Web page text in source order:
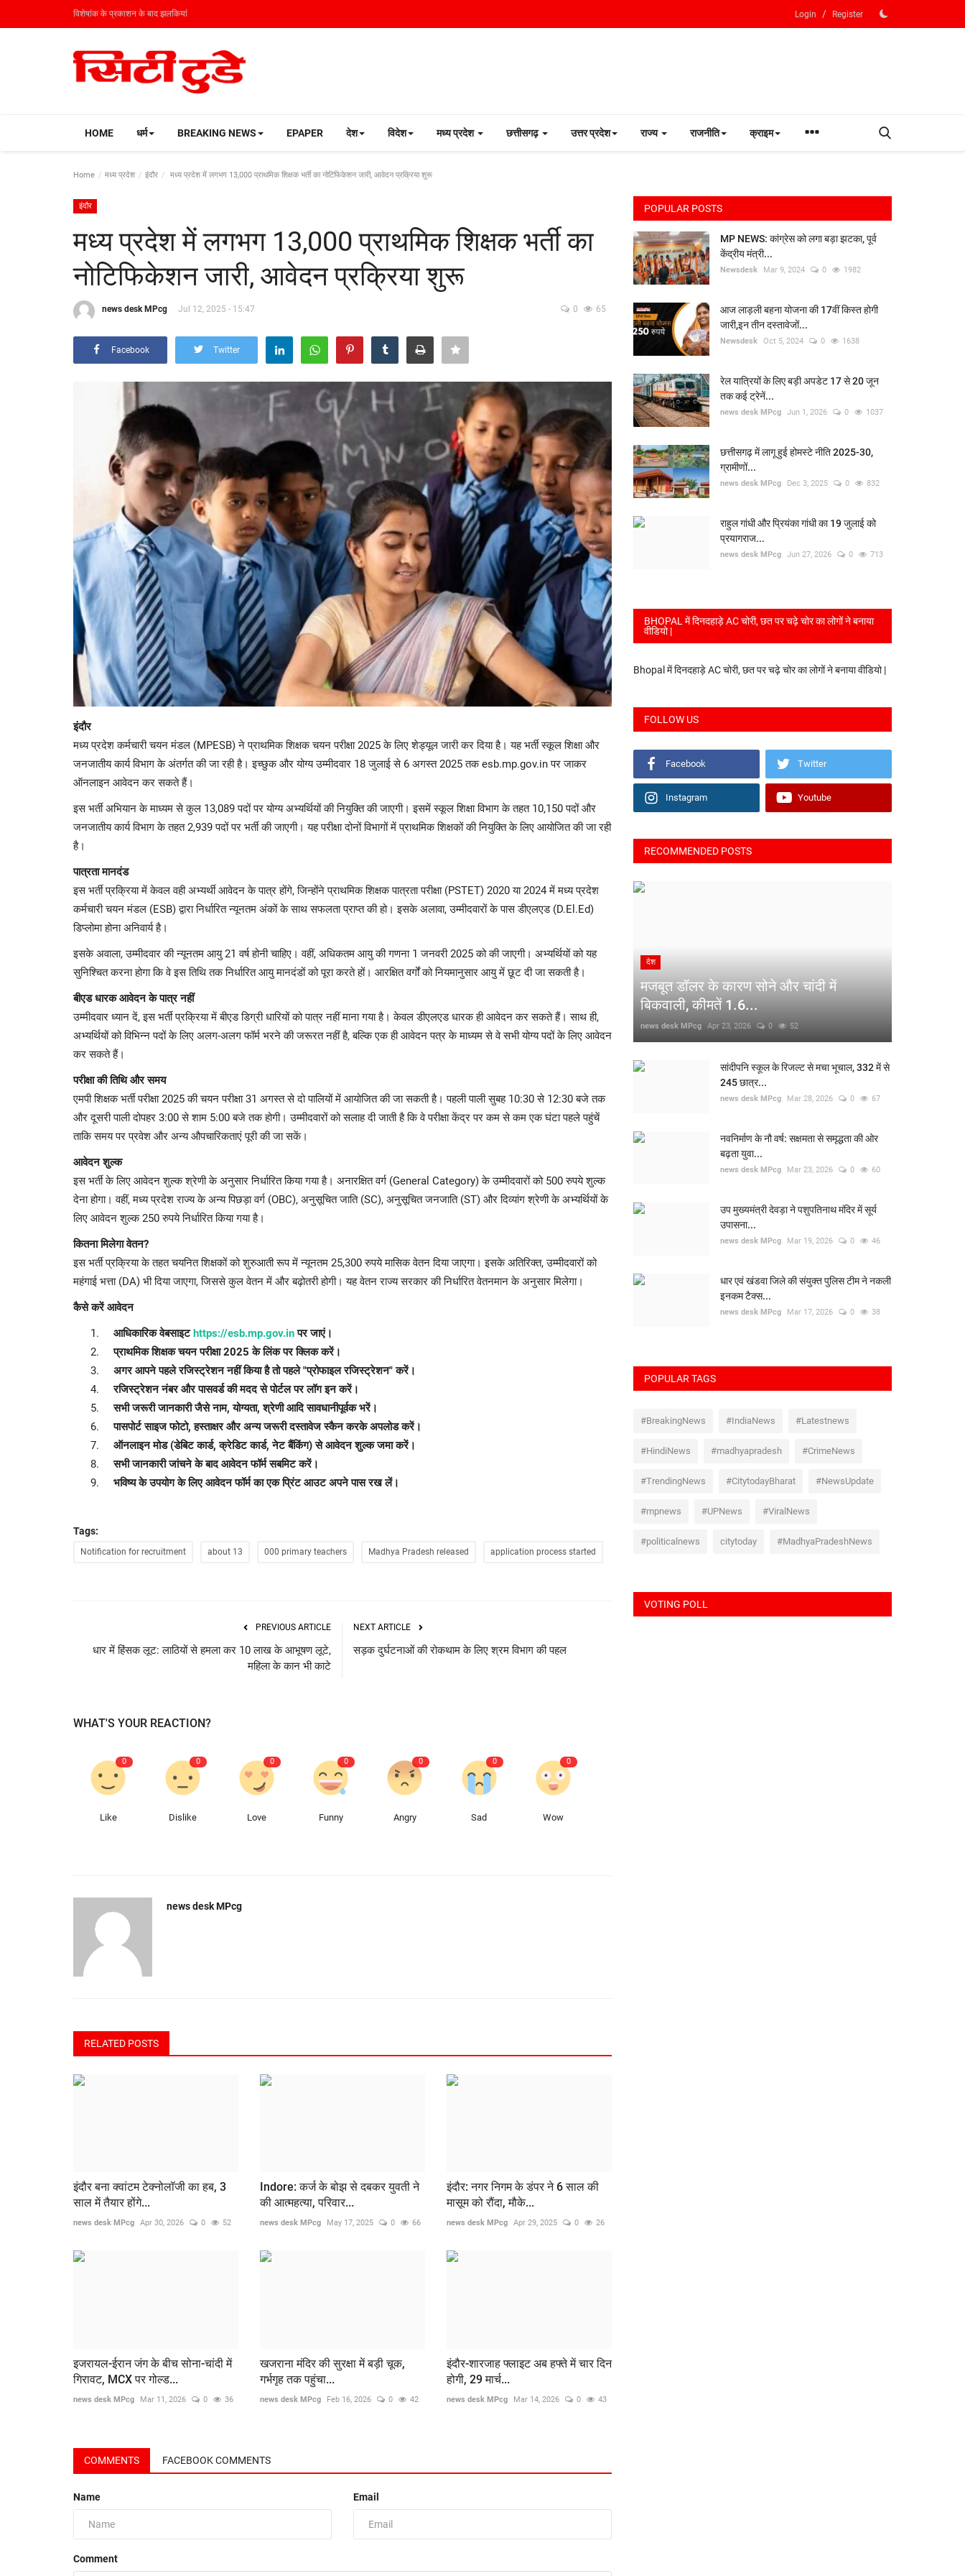
विशेषांक के प्रकाशन के बाद झलकियां Login / Register
HOME धर्म BREAKING NEWS EPAPER देश विदेश मध्य प्रदेश छत्तीसगढ़ उत्तर प्रदेश राज्य राजनीति क्राइम
Home मध्य प्रदेश इंदौर मध्य प्रदेश में लगभग 13,000 प्राथमिक शिक्षक भर्ती का नोटिफिकेशन जारी, आवेदन प्रक्रिया शुरू
इंदौर
मध्य प्रदेश में लगभग 13,000 प्राथमिक शिक्षक भर्ती का
नोटिफिकेशन जारी, आवेदन प्रक्रिया शुरू
news desk MPcg Jul 12, 2025 - 15:47 0 65
Facebook Twitter
इंदौर
मध्य प्रदेश कर्मचारी चयन मंडल (MPESB) ने प्राथमिक शिक्षक चयन परीक्षा 2025 के लिए शेड्यूल जारी कर दिया है। यह भर्ती स्कूल शिक्षा और
जनजातीय कार्य विभाग के अंतर्गत की जा रही है। इच्छुक और योग्य उम्मीदवार 18 जुलाई से 6 अगस्त 2025 तक esb.mp.gov.in पर जाकर
ऑनलाइन आवेदन कर सकते हैं।
इस भर्ती अभियान के माध्यम से कुल 13,089 पदों पर योग्य अभ्यर्थियों की नियुक्ति की जाएगी। इसमें स्कूल शिक्षा विभाग के तहत 10,150 पदों और
जनजातीय कार्य विभाग के तहत 2,939 पदों पर भर्ती की जाएगी। यह परीक्षा दोनों विभागों में प्राथमिक शिक्षकों की नियुक्ति के लिए आयोजित की जा रही
है।
पात्रता मानदंड
इस भर्ती प्रक्रिया में केवल वही अभ्यर्थी आवेदन के पात्र होंगे, जिन्होंने प्राथमिक शिक्षक पात्रता परीक्षा (PSTET) 2020 या 2024 में मध्य प्रदेश
कर्मचारी चयन मंडल (ESB) द्वारा निर्धारित न्यूनतम अंकों के साथ सफलता प्राप्त की हो। इसके अलावा, उम्मीदवारों के पास डीएलएड (D.El.Ed)
डिप्लोमा होना अनिवार्य है।
इसके अवाला, उम्मीदवार की न्यूनतम आयु 21 वर्ष होनी चाहिए। वहीं, अधिकतम आयु की गणना 1 जनवरी 2025 को की जाएगी। अभ्यर्थियों को यह
सुनिश्चित करना होगा कि वे इस तिथि तक निर्धारित आयु मानदंडों को पूरा करते हों। आरक्षित वर्गों को नियमानुसार आयु में छूट दी जा सकती है।
बीएड धारक आवेदन के पात्र नहीं
उम्मीदवार ध्यान दें, इस भर्ती प्रक्रिया में बीएड डिग्री धारियों को पात्र नहीं माना गया है। केवल डीएलएड धारक ही आवेदन कर सकते हैं। साथ ही,
अभ्यर्थियों को विभिन्न पदों के लिए अलग-अलग फॉर्म भरने की जरूरत नहीं है, बल्कि एक ही आवेदन पत्र के माध्यम से वे सभी योग्य पदों के लिए आवेदन
कर सकते हैं।
परीक्षा की तिथि और समय
एमपी शिक्षक भर्ती परीक्षा 2025 की चयन परीक्षा 31 अगस्त से दो पालियों में आयोजित की जा सकती है। पहली पाली सुबह 10:30 से 12:30 बजे तक
और दूसरी पाली दोपहर 3:00 से शाम 5:00 बजे तक होगी। उम्मीदवारों को सलाह दी जाती है कि वे परीक्षा केंद्र पर कम से कम एक घंटा पहले पहुंचें
ताकि समय पर प्रवेश और अन्य औपचारिकताएं पूरी की जा सकें।
आवेदन शुल्क
इस भर्ती के लिए आवेदन शुल्क श्रेणी के अनुसार निर्धारित किया गया है। अनारक्षित वर्ग (General Category) के उम्मीदवारों को 500 रुपये शुल्क
देना होगा। वहीं, मध्य प्रदेश राज्य के अन्य पिछड़ा वर्ग (OBC), अनुसूचित जाति (SC), अनुसूचित जनजाति (ST) और दिव्यांग श्रेणी के अभ्यर्थियों के
लिए आवेदन शुल्क 250 रुपये निर्धारित किया गया है।
कितना मिलेगा वेतन?
इस भर्ती प्रक्रिया के तहत चयनित शिक्षकों को शुरुआती रूप में न्यूनतम 25,300 रुपये मासिक वेतन दिया जाएगा। इसके अतिरिक्त, उम्मीदवारों को
महंगाई भत्ता (DA) भी दिया जाएगा, जिससे कुल वेतन में और बढ़ोतरी होगी। यह वेतन राज्य सरकार की निर्धारित वेतनमान के अनुसार मिलेगा।
कैसे करें आवेदन
आधिकारिक वेबसाइट https://esb.mp.gov.in पर जाएं।
प्राथमिक शिक्षक चयन परीक्षा 2025 के लिंक पर क्लिक करें।
अगर आपने पहले रजिस्ट्रेशन नहीं किया है तो पहले "प्रोफाइल रजिस्ट्रेशन" करें।
रजिस्ट्रेशन नंबर और पासवर्ड की मदद से पोर्टल पर लॉग इन करें।
सभी जरूरी जानकारी जैसे नाम, योग्यता, श्रेणी आदि सावधानीपूर्वक भरें।
पासपोर्ट साइज फोटो, हस्ताक्षर और अन्य जरूरी दस्तावेज स्कैन करके अपलोड करें।
ऑनलाइन मोड (डेबिट कार्ड, क्रेडिट कार्ड, नेट बैंकिंग) से आवेदन शुल्क जमा करें।
सभी जानकारी जांचने के बाद आवेदन फॉर्म सबमिट करें।
भविष्य के उपयोग के लिए आवेदन फॉर्म का एक प्रिंट आउट अपने पास रख लें।
Tags:
Notification for recruitment about 13 000 primary teachers Madhya Pradesh released application process started
PREVIOUS ARTICLE
धार में हिंसक लूट: लाठियों से हमला कर 10 लाख के आभूषण लूटे,
महिला के कान भी काटे
NEXT ARTICLE
सड़क दुर्घटनाओं की रोकथाम के लिए श्रम विभाग की पहल
WHAT'S YOUR REACTION?
0
Like
0
Dislike
0
Love
0
Funny
0
Angry
0
Sad
0
Wow
news desk MPcg
RELATED POSTS
इंदौर बना क्वांटम टेक्नोलॉजी का हब, 3
साल में तैयार होंगे...
news desk MPcg Apr 30, 2026 0 52
Indore: कर्ज के बोझ से दबकर युवती ने
की आत्महत्या, परिवार...
news desk MPcg May 17, 2025 0 66
इंदौर: नगर निगम के डंपर ने 6 साल की
मासूम को रौंदा, मौके...
news desk MPcg Apr 29, 2025 0 26
इजरायल-ईरान जंग के बीच सोना-चांदी में
गिरावट, MCX पर गोल्ड...
news desk MPcg Mar 11, 2026 0 36
खजराना मंदिर की सुरक्षा में बड़ी चूक,
गर्भगृह तक पहुंचा...
news desk MPcg Feb 16, 2026 0 42
इंदौर-शारजाह फ्लाइट अब हफ्ते में चार दिन
होगी, 29 मार्च...
news desk MPcg Mar 14, 2026 0 43
COMMENTS FACEBOOK COMMENTS
Name Email
Comment
POPULAR POSTS
MP NEWS: कांग्रेस को लगा बड़ा झटका, पूर्व
केंद्रीय मंत्री...
Newsdesk Mar 9, 2024 0 1982
आज लाड़ली बहना योजना की 17वीं किस्त होगी
जारी,इन तीन दस्तावेजों...
Newsdesk Oct 5, 2024 0 1638
रेल यात्रियों के लिए बड़ी अपडेट 17 से 20 जून
तक कई ट्रेनें...
news desk MPcg Jun 1, 2026 0 1037
छत्तीसगढ़ में लागू हुई होमस्टे नीति 2025-30,
ग्रामीणों...
news desk MPcg Dec 3, 2025 0 832
राहुल गांधी और प्रियंका गांधी का 19 जुलाई को
प्रयागराज...
news desk MPcg Jun 27, 2026 0 713
BHOPAL में दिनदहाड़े AC चोरी, छत पर चढ़े चोर का लोगों ने बनाया
वीडियो |
Bhopal में दिनदहाड़े AC चोरी, छत पर चढ़े चोर का लोगों ने बनाया वीडियो |
FOLLOW US
Facebook Twitter
Instagram Youtube
RECOMMENDED POSTS
देश
मजबूत डॉलर के कारण सोने और चांदी में
बिकवाली, कीमतें 1.6...
news desk MPcg Apr 23, 2026 0 52
सांदीपनि स्कूल के रिजल्ट से मचा भूचाल, 332 में से
245 छात्र...
news desk MPcg Mar 28, 2026 0 67
नवनिर्माण के नौ वर्ष: सक्षमता से समृद्धता की ओर
बढ़ता युवा...
news desk MPcg Mar 23, 2026 0 60
उप मुख्यमंत्री देवड़ा ने पशुपतिनाथ मंदिर में सूर्य
उपासना...
news desk MPcg Mar 19, 2026 0 46
धार एवं खंडवा जिले की संयुक्त पुलिस टीम ने नकली
इनकम टैक्स...
news desk MPcg Mar 17, 2026 0 38
POPULAR TAGS
#BreakingNews #IndiaNews #Latestnews
#HindiNews #madhyapradesh #CrimeNews
#TrendingNews #CitytodayBharat #NewsUpdate
#mpnews #UPNews #ViralNews
#politicalnews citytoday #MadhyaPradeshNews
VOTING POLL